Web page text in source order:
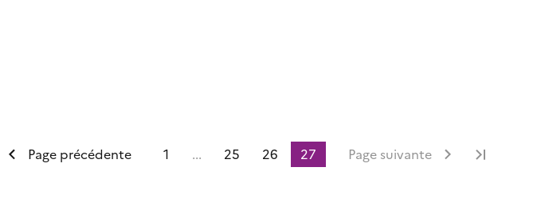
Première page
Page précédente 1 ... 25 26 27 Page suivante